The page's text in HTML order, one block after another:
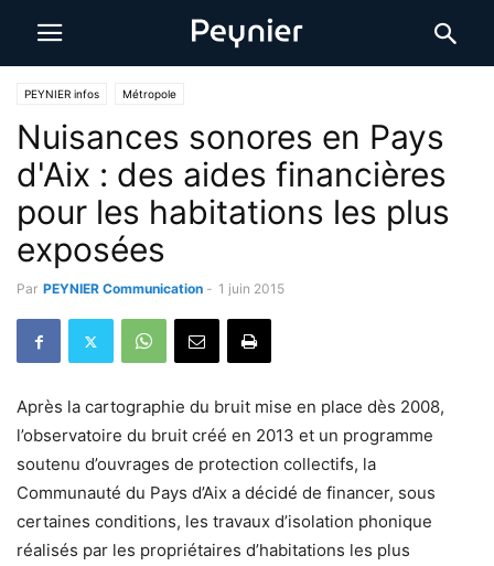
PEYNIER infos Métropole
Nuisances sonores en Pays
d'Aix : des aides financières
pour les habitations les plus
exposées
Par PEYNIER Communication - 1 juin 2015
Après la cartographie du bruit mise en place dès 2008,
l’observatoire du bruit créé en 2013 et un programme
soutenu d’ouvrages de protection collectifs, la
Communauté du Pays d’Aix a décidé de financer, sous
certaines conditions, les travaux d’isolation phonique
réalisés par les propriétaires d’habitations les plus